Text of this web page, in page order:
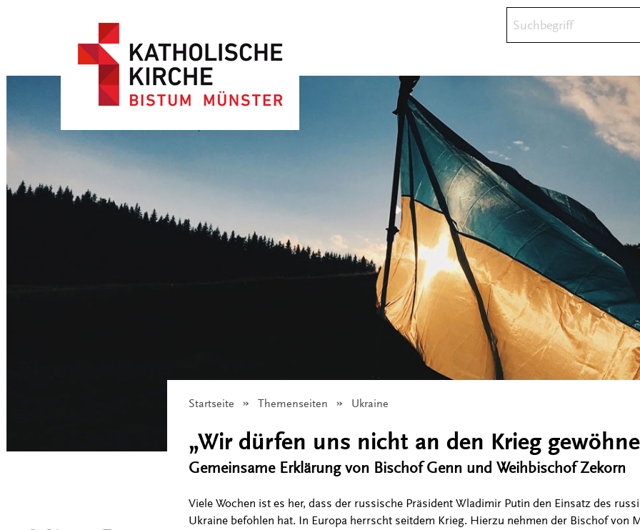
Startseite Themenseiten Angezeigt:
Ukraine
„Wir dürfen uns nicht an den Krieg
Gemeinsame Erklärung von Bischof Genn und Weihbischof Zekorn
Viele Wochen ist es her, dass der russische Präsident Wladimir Putin den Einsatz des
Ukraine befohlen hat. In Europa herrscht seitdem Krieg. Hierzu nehmen der Bischof von